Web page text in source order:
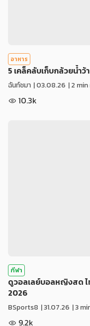
อาหาร
5 เคล็คลับเก็บกล้วยน้ำว้
ฉันท์ชมา |03.08.26 | 2
10.3k
กีฬา
ดูวอลเลย์บอลหญิงสด ไ
2026
BSports8 |31.07.26 | 3
9.2k